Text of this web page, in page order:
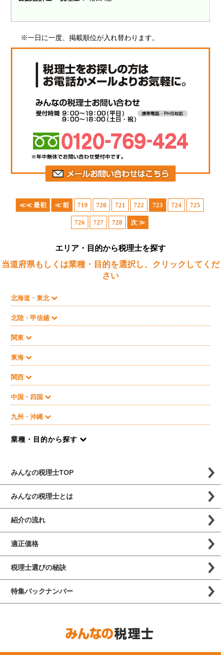
※一日に一度、掲載順位が入れ替わります。
≪≪ 最初 ≪ 前 719 720 721 722 723 724 725
726 727 728 次 ≫
エリア・目的から税理士を探す
当道府県もしくは業種・目的を選択し、クリックしてくだ
さい
北海道・東北
北陸・甲信越
関東
東海
関西
中国・四国
九州・沖縄
業種・目的から探す
みんなの税理士TOP
みんなの税理士とは
紹介の流れ
適正価格
税理士選びの秘訣
特集バックナンバー